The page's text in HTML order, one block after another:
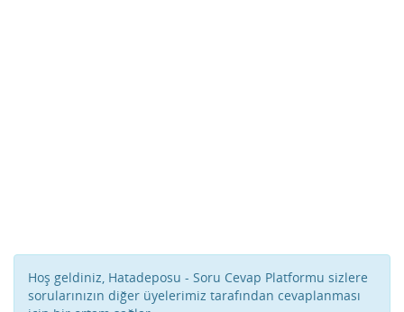
Hoş geldiniz, Hatadeposu - Soru Cevap Platformu sizlere
sorularınızın diğer üyelerimiz tarafından cevaplanması